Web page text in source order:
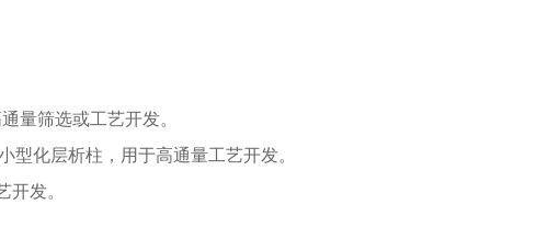
量筛选或工艺开发。
化层析柱，用于高通量工艺开发。
发。